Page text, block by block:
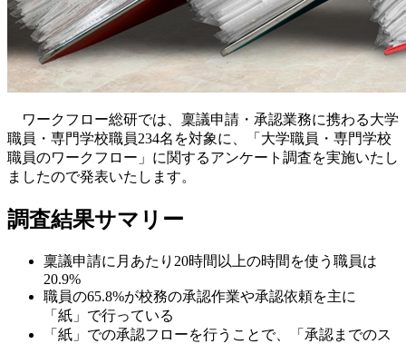
ワークフロー総研では、稟議申請・承認業務に携わる大学
職員・専門学校職員234名を対象に、「大学職員・専門学校
職員のワークフロー」に関するアンケート調査を実施いたし
ましたので発表いたします。
調査結果サマリー
稟議申請に月あたり20時間以上の時間を使う職員は
20.9%
職員の65.8%が校務の承認作業や承認依頼を主に
「紙」で行っている
「紙」での承認フローを行うことで、「承認までのス